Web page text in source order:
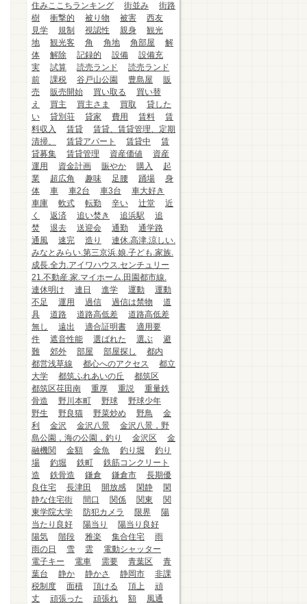
住みここちランキング
街並み
街路
樹
衝撃的 被り物 被害
西友
見学
規制 視認性 親身
観光
地
観光客 角 角地 角部屋
解
体
解除 記録的 設備
設備充
実
試算 読売ランド
読売ランド
前
課税 谷戸山公園 豊島屋
販
売
販売開始 買い取る
買い替
え
買主 買主さま 買取
貸した
い
貸別荘 貸家 費用 賃料
賃
料収入
賃貸
賃貸、賃貸管理、定期
清掃、
賃貸アパート 賃貸中
賃
貸募集
賃貸管理 資産価値
資産
運用
資金計画 賑やか 購入
起
業
超広角 趣味 足腰 踊場
身
体
車 車2台 車3台
車大好き
車庫
軟式 転勤 辛い 辻堂
近
く
返済 追い焚き 追浜駅
追
焚
退去 送迎会 通勤
通学路
通風
速完 造り
連休.高津.涼しい.
みなとみらい.第三京浜.娘.子ども.家族.
成長.全力.アイワハウス.センチュリー
21.不動産.家.マイホーム.田園都市線.
連休明け
連日 進学 運動
運動
不足
運用 過信 過信は禁物
道
具
道路 道路高低差
道路高低差
無し
遠出 適合証明書
適用要
件
遮音性能 選ばれた 選ぶ
避
難
郊外 部屋 部屋探し
都内
都営浅草線
都心へのアクセス
都立
大学
都筑ふれあいの丘
都筑区
都筑区荏田南
重厚 重説
重量鉄
骨造
野川本町 野球
野球少年
野生
野良猫 野菜炒め 野鳥
金
利
金沢 金沢八景
金沢八景，野
島公園，海の公園，釣り
金沢区
金
融機関
金額 金魚 釣り堀
釣り
場
釣堀 鉄町
鉄筋コンクリート
造
鉄骨造 鎌倉 鎌倉市
長期優
良住宅
長津田 開放感 閑静
閑
静な住宅街
間口 関係 関東
関
東学院大学
防犯カメラ 限界
陽
当たり良好
陽当り
陽当り良好
陽気
階段 雅楽 集合住宅
雨
雨の日
雪 雲
電動シャッター
電子キー
電車 需要 青葉区
青
葉台
静か 静かさ 静岡市
非課
税制度
面積 頂ける 頂上
頑
丈
頑張った 頑張れ 額
風通